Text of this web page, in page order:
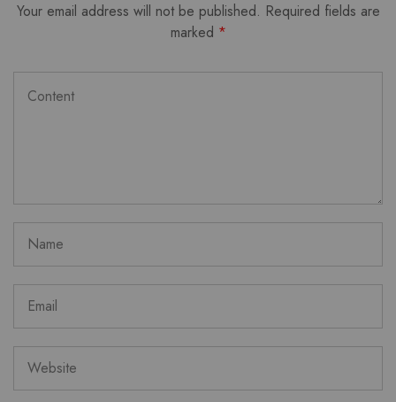
Your email address will not be published. Required fields are
marked *